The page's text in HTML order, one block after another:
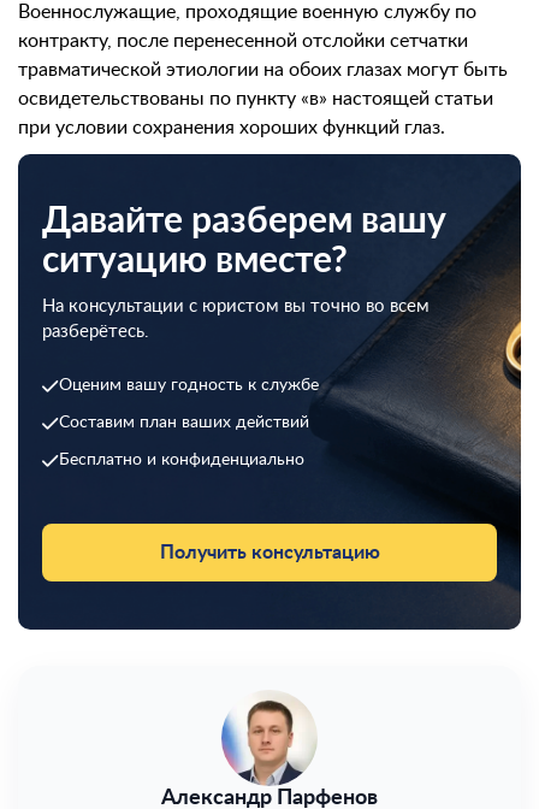
Военнослужащие, проходящие военную службу по
контракту, после перенесенной отслойки сетчатки
травматической этиологии на обоих глазах могут быть
освидетельствованы по пункту «в» настоящей статьи
при условии сохранения хороших функций глаз.
Давайте разберем вашу
ситуацию вместе?
На консультации с юристом вы точно во всем
разберётесь.
Оценим вашу годность к службе
Составим план ваших действий
Бесплатно и конфиденциально
Получить консультацию
Александр Парфенов